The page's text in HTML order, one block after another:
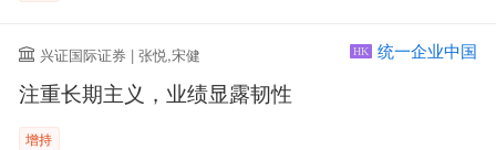
兴证国际证券 | 张悦,宋健 HK 统一企业中国
注重长期主义，业绩显露韧性
增持